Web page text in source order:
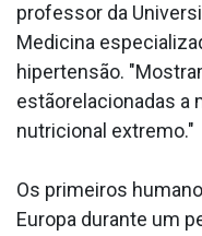
professor da
Medicina
hipertensão.
estãorelacionadas a
nutricional extremo."
Os primeiros
Europa durante um